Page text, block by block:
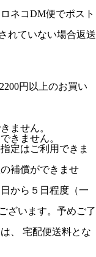
ネコDM便でポスト
れていない場合返送
円以上のお買い
ません。
きません。
定はご利用できま
補償ができませ
から５日程度（一
ざいます。予めご了
、 宅配便送料とな